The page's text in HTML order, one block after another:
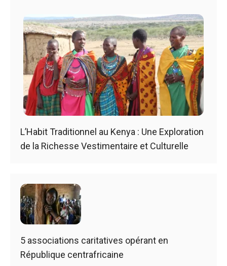
L’Habit Traditionnel au Kenya : Une Exploration
de la Richesse Vestimentaire et Culturelle
5 associations caritatives opérant en
République centrafricaine